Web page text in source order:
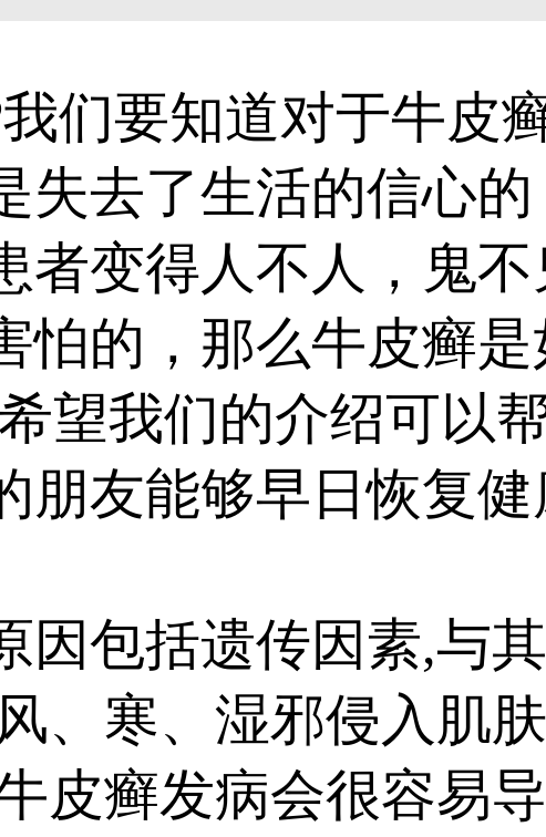
要知道对于牛皮癣
失去了生活的信心
者变得人不人，鬼
怕的，那么牛皮癣
望我们的介绍可以
朋友能够早日恢复
包括遗传因素,与其
、寒、湿邪侵入肌
皮癣发病会很容易